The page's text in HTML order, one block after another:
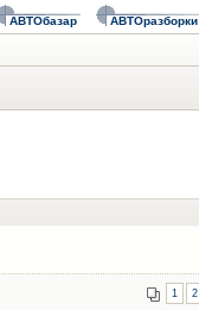
АВТОбазар АВТОразборки
1 2